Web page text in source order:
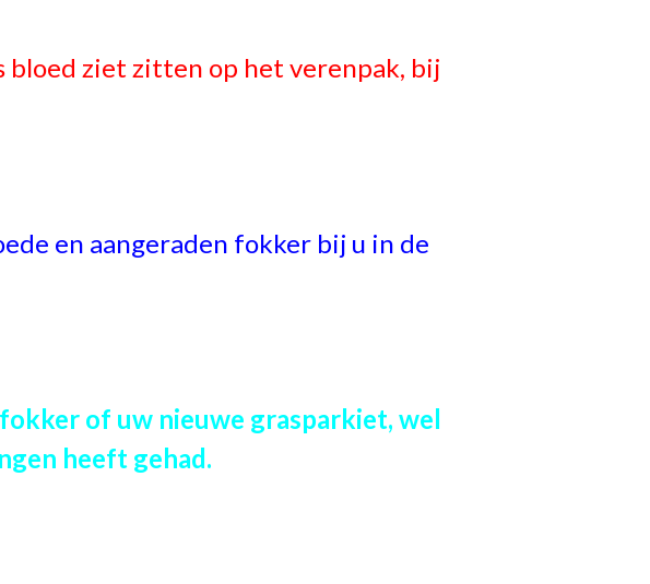
bloed ziet zitten op het verenpak, bij
en aangeraden fokker bij u in de
fokker of uw nieuwe grasparkiet, wel
heeft gehad.